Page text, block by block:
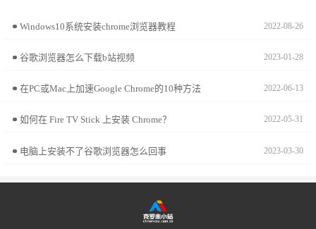
Windows10系统安装chrome浏览器教程 2022-08-26
谷歌浏览器怎么下载b站视频 2023-01-28
在PC或Mac上加速Google Chrome的10种方法 2022-06-13
如何在 Fire TV Stick 上安装 Chrome？ 2022-05-31
电脑上安装不了谷歌浏览器怎么回事 2023-03-30